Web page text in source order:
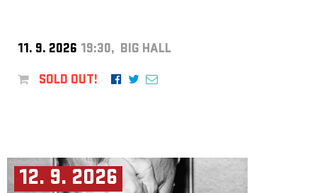
11. 9. 2026 19:30, BIG HALL
SOLD OUT!
12. 9. 2026